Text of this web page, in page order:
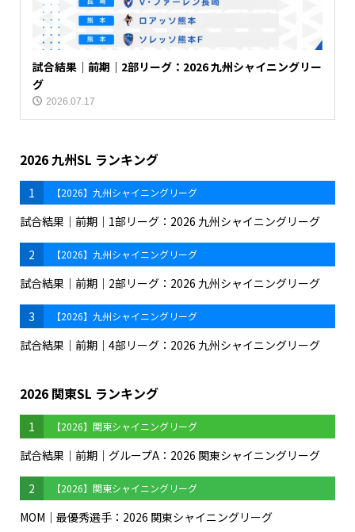
試合結果｜前期｜2部リーグ：2026 九州シャイニングリー
グ
2026.07.17
2026 九州SL ランキング
1 【2026】九州シャイニングリーグ
試合結果｜前期｜1部リーグ：2026 九州シャイニングリーグ
2 【2026】九州シャイニングリーグ
試合結果｜前期｜2部リーグ：2026 九州シャイニングリーグ
3 【2026】九州シャイニングリーグ
試合結果｜前期｜4部リーグ：2026 九州シャイニングリーグ
2026 関東SL ランキング
1 【2026】関東シャイニングリーグ
試合結果｜前期｜グループA：2026 関東シャイニングリーグ
2 【2026】関東シャイニングリーグ
MOM｜最優秀選手：2026 関東シャイニングリーグ